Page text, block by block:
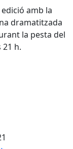
amb la
dramatitzada
la pesta del
21 h.